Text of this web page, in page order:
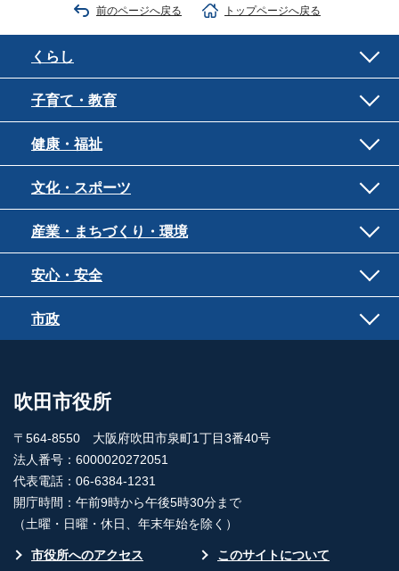
前のページへ戻る トップページへ戻る
くらし
子育て・教育
健康・福祉
文化・スポーツ
産業・まちづくり・環境
安心・安全
市政
吹田市役所
〒564-8550 大阪府吹田市泉町1丁目3番40号
法人番号：6000020272051
代表電話：06-6384-1231
開庁時間：午前9時から午後5時30分まで
（土曜・日曜・休日、年末年始を除く）
市役所へのアクセス
このサイトについて